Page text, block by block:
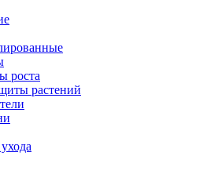
роста
растений